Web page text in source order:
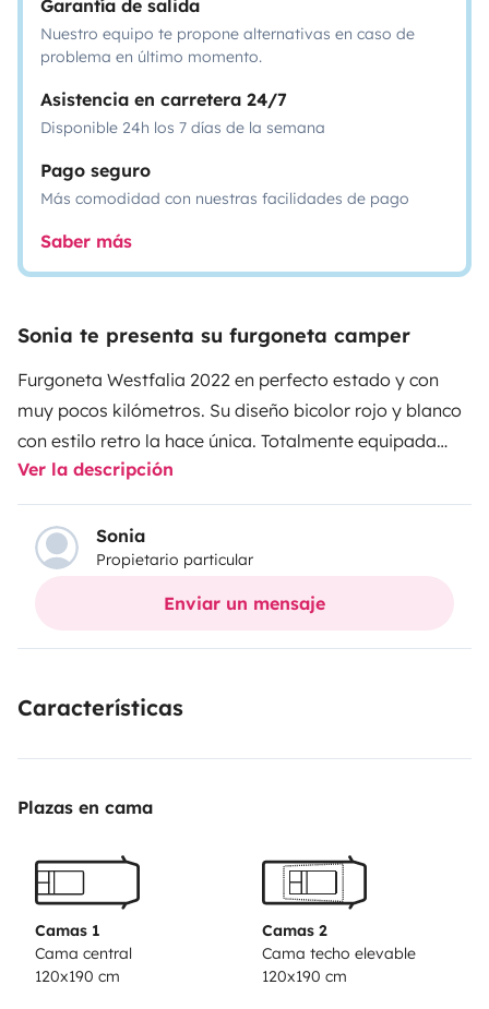
Garantía de salida
Nuestro equipo te propone alternativas en caso de
problema en último momento.
Asistencia en carretera 24/7
Disponible 24h los 7 días de la semana
Pago seguro
Más comodidad con nuestras facilidades de pago
Saber más
Sonia te presenta su furgoneta camper
Furgoneta Westfalia 2022 en perfecto estado y con
muy pocos kilómetros. Su diseño bicolor rojo y blanco
con estilo retro la hace única. Totalmente equipada
para tus escapadas: mesa, sillas y toldo integrado
para disfrutar de tus comidas al aire libre, bajo el sol o
con vistas increíbles. Cómoda, práctica y lista para
salir, es una auténtica invitación a la libertad.
Ver la descripción
Sonia
Propietario particular
Enviar un mensaje
Características
Plazas en cama
Camas 1
Cama central
120x190 cm
Camas 2
Cama techo elevable
120x190 cm